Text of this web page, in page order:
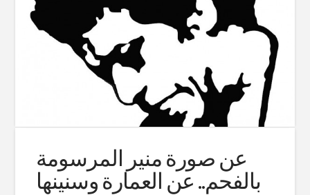
Blog Posts
عن صورة منير المرسومة
بالفحم.. عن العمارة وسنينها